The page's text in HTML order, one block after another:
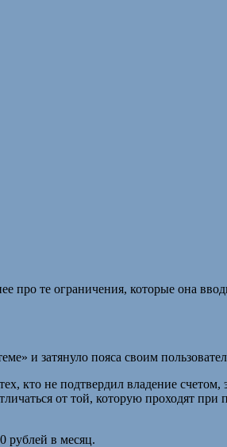
про те ограничения, которые она
и затянуло пояса своим
кто не подтвердил владение счетом,
от той, которую проходят при
рублей в месяц.